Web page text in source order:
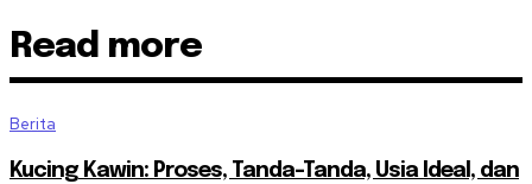
Read more
Berita
Kucing Kawin: Proses, Tanda-Tanda, Usia Ideal, dan